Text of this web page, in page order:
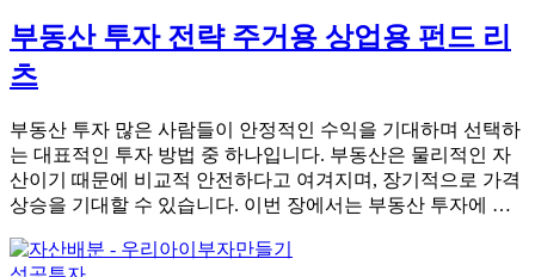
부동산 투자 전략 주거용 상업용 펀드 리
츠
부동산 투자 많은 사람들이 안정적인 수익을 기대하며 선택하
는 대표적인 투자 방법 중 하나입니다. 부동산은 물리적인 자
산이기 때문에 비교적 안전하다고 여겨지며, 장기적으로 가격
상승을 기대할 수 있습니다. 이번 장에서는 부동산 투자에 …